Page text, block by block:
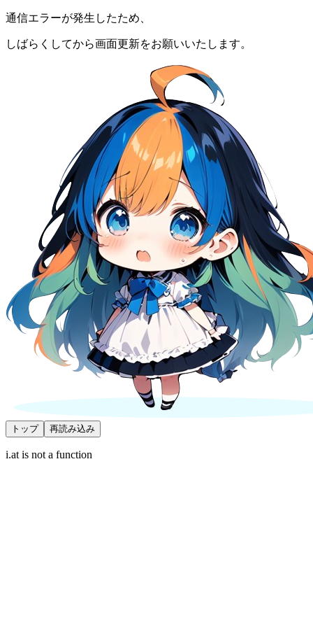
通信エラーが発生したため、
しばらくしてから画面更新をお願いいたします。
トップ 再読み込み
i.at is not a function